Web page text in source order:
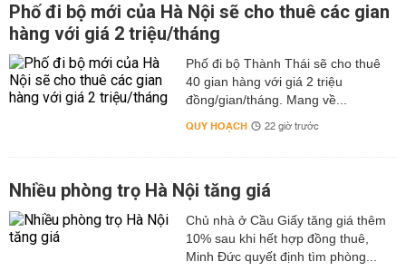
Phố đi bộ mới của Hà Nội sẽ cho thuê các gian
hàng với giá 2 triệu/tháng
Phố đi bộ Thành Thái sẽ cho thuê
40 gian hàng với giá 2 triệu
đồng/gian/tháng. Mang về...
QUY HOẠCH 22 giờ trước
Nhiều phòng trọ Hà Nội tăng giá
Chủ nhà ở Cầu Giấy tăng giá thêm
10% sau khi hết hợp đồng thuê,
Minh Đức quyết định tìm phòng...